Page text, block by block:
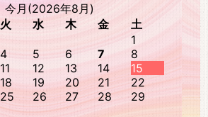
今月(2026年8月)
火 水 木 金
土
1
4 5 6 7
8
11 12 13 14
15
18 19 20 21
22
25 26 27 28
29